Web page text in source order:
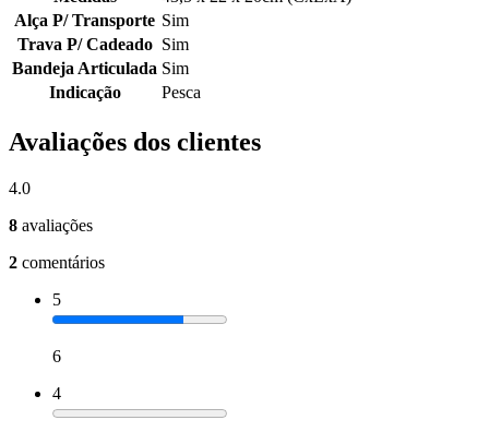
Alça P/ Transporte Sim
Trava P/ Cadeado Sim
Bandeja Articulada Sim
Indicação
Pesca
Avaliações dos clientes
4.0
8 avaliações
2 comentários
5
6
4